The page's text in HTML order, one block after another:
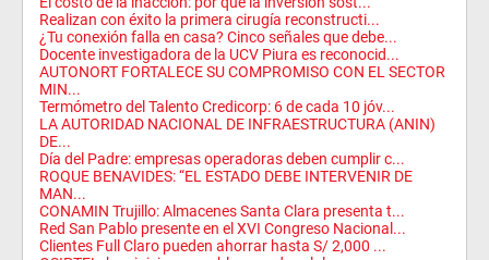
Realizan con éxito la primera cirugía reconstructi...
¿Tu conexión falla en casa? Cinco señales que debe...
Docente investigadora de la UCV Piura es reconocid...
AUTONORT FORTALECE SU COMPROMISO CON EL SECTOR
MIN...
Termómetro del Talento Credicorp: 6 de cada 10 jóv...
LA AUTORIDAD NACIONAL DE INFRAESTRUCTURA (ANIN)
DE...
Día del Padre: empresas operadoras deben cumplir c...
ROQUE BENAVIDES: “EL ESTADO DEBE INTERVENIR DE
MAN...
CONAMIN Trujillo: Almacenes Santa Clara presenta t...
Red San Pablo presente en el XVI Congreso Nacional...
Clientes Full Claro pueden ahorrar hasta S/ 2,000 ...